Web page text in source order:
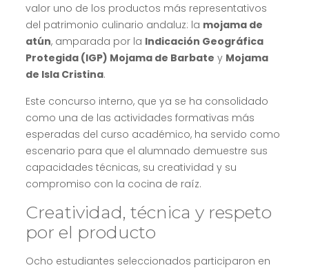
valor uno de los productos más representativos
del patrimonio culinario andaluz: la mojama de
atún, amparada por la Indicación Geográfica
Protegida (IGP) Mojama de Barbate y Mojama
de Isla Cristina.
Este concurso interno, que ya se ha consolidado
como una de las actividades formativas más
esperadas del curso académico, ha servido como
escenario para que el alumnado demuestre sus
capacidades técnicas, su creatividad y su
compromiso con la cocina de raíz.
Creatividad, técnica y respeto
por el producto
Ocho estudiantes seleccionados participaron en